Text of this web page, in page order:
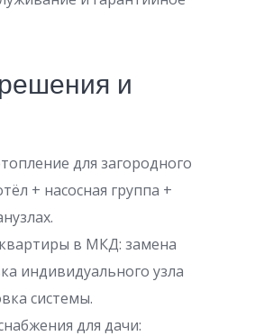
и
для загородного
+ насосная группа +
в МКД: замена
индивидуального узла
системы.
для дачи: